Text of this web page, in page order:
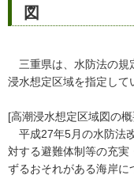
図
三重県は、水防法の規
浸水想定区域を指定して
[高潮浸水想定区域図の概
平成27年5月の水防法
対する避難体制等の充実
ずるおそれがある海岸